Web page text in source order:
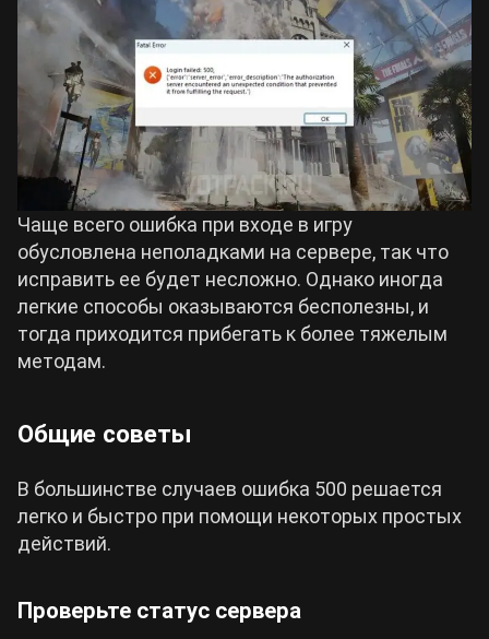
Чаще всего ошибка при входе в игру
обусловлена неполадками на сервере, так что
исправить ее будет несложно. Однако иногда
легкие способы оказываются бесполезны, и
тогда приходится прибегать к более тяжелым
методам.
Общие советы
В большинстве случаев ошибка 500 решается
легко и быстро при помощи некоторых простых
действий.
Проверьте статус сервера